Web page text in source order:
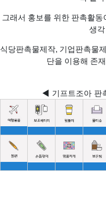
그래서 홍보를 위한 판촉활
생
식당판촉물제작, 기업판촉물
단을 이용해 존
◀ 기프트조아 판